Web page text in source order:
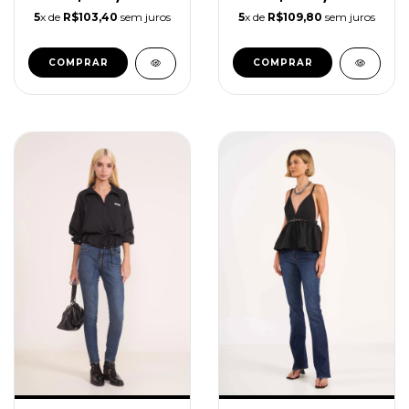
5x de R$103,40 sem juros
COMPRAR
5x de R$109,80 sem juros
COMPRAR